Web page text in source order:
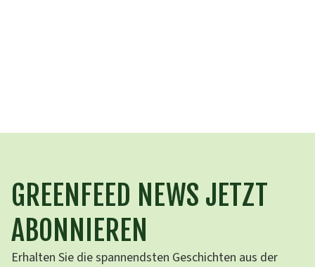
GREENFEED NEWS JETZT
ABONNIEREN
Erhalten Sie die spannendsten Geschichten aus der